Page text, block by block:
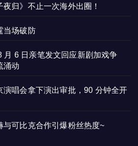
归》不止一次海外出圈！
当场破防
月 6 日亲笔发文回应新剧加戏争
涌动
演唱会拿下演出审批，90 分钟全开
与可比克合作引爆粉丝热度~